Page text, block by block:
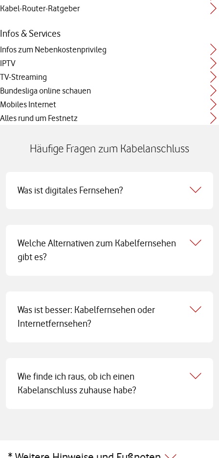
Kabel-Router-Ratgeber
Infos & Services
Infos zum Nebenkostenprivileg
IPTV
TV-Streaming
Bundesliga online schauen
Mobiles Internet
Alles rund um Festnetz
Häufige Fragen zum Kabelanschluss
Was ist digitales Fernsehen?
Welche Alternativen zum Kabelfernsehen
gibt es?
Was ist besser: Kabelfernsehen oder
Internetfernsehen?
Wie finde ich raus, ob ich einen
Kabelanschluss zuhause habe?